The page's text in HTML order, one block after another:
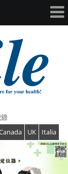
UK Italia